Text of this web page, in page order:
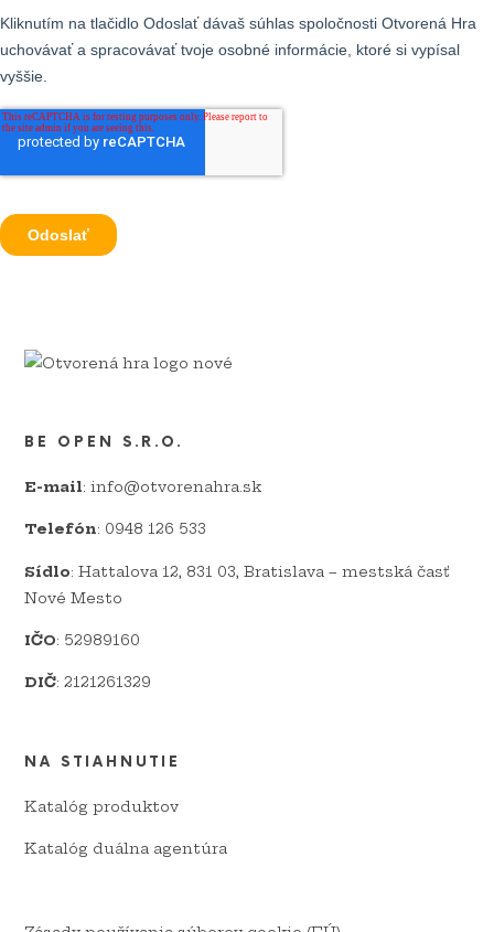
BE OPEN S.R.O.
E-mail: info@otvorenahra.sk
Telefón: 0948 126 533
Sídlo: Hattalova 12, 831 03, Bratislava – mestská časť
Nové Mesto
IČO: 52989160
DIČ: 2121261329
NA STIAHNUTIE
Katalóg produktov
Katalóg duálna agentúra